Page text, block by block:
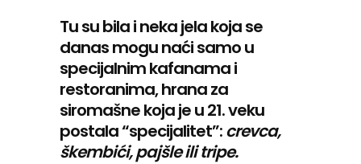
Tu su bila i neka jela koja se
danas mogu naći samo u
specijalnim kafanama i
restoranima, hrana za
siromašne koja je u 21. veku
postala “specijalitet”:crevca,
škembići, pajšle ili tripe.